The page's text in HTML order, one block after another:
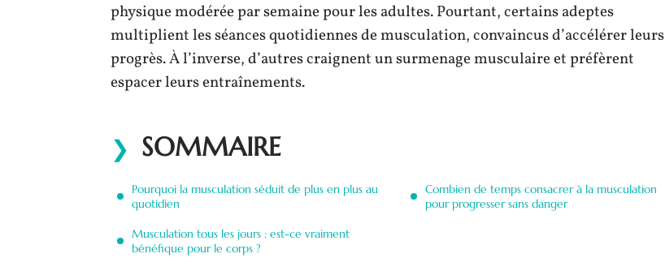
physique modérée par semaine pour les adultes. Pourtant, certains adeptes
multiplient les séances quotidiennes de musculation, convaincus d’accélérer leurs
progrès. À l’inverse, d’autres craignent un surmenage musculaire et préfèrent
espacer leurs entraînements.
SOMMAIRE
Pourquoi la musculation séduit de plus en plus au
quotidien
Musculation tous les jours : est-ce vraiment
bénéfique pour le corps ?
Combien de temps consacrer à la musculation
pour progresser sans danger